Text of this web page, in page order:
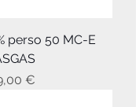
perso 50 MC-E
€